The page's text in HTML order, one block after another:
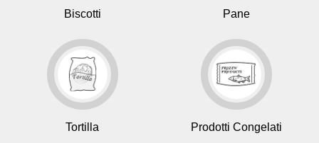
Biscotti Pane
Tortilla Prodotti Congelati